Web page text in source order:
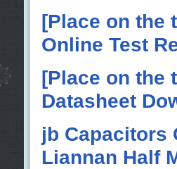
[Place on the
Online Test
[Place on the
Datasheet
jb Capacitors
Liannan Half